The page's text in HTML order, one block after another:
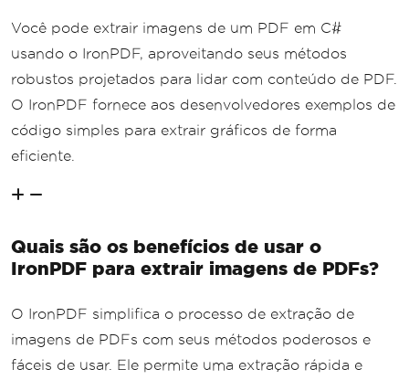
Você pode extrair imagens de um PDF em C#
usando o IronPDF, aproveitando seus métodos
robustos projetados para lidar com conteúdo de PDF.
O IronPDF fornece aos desenvolvedores exemplos de
código simples para extrair gráficos de forma
eficiente.
Quais são os benefícios de usar o
IronPDF para extrair imagens de PDFs?
O IronPDF simplifica o processo de extração de
imagens de PDFs com seus métodos poderosos e
fáceis de usar. Ele permite uma extração rápida e